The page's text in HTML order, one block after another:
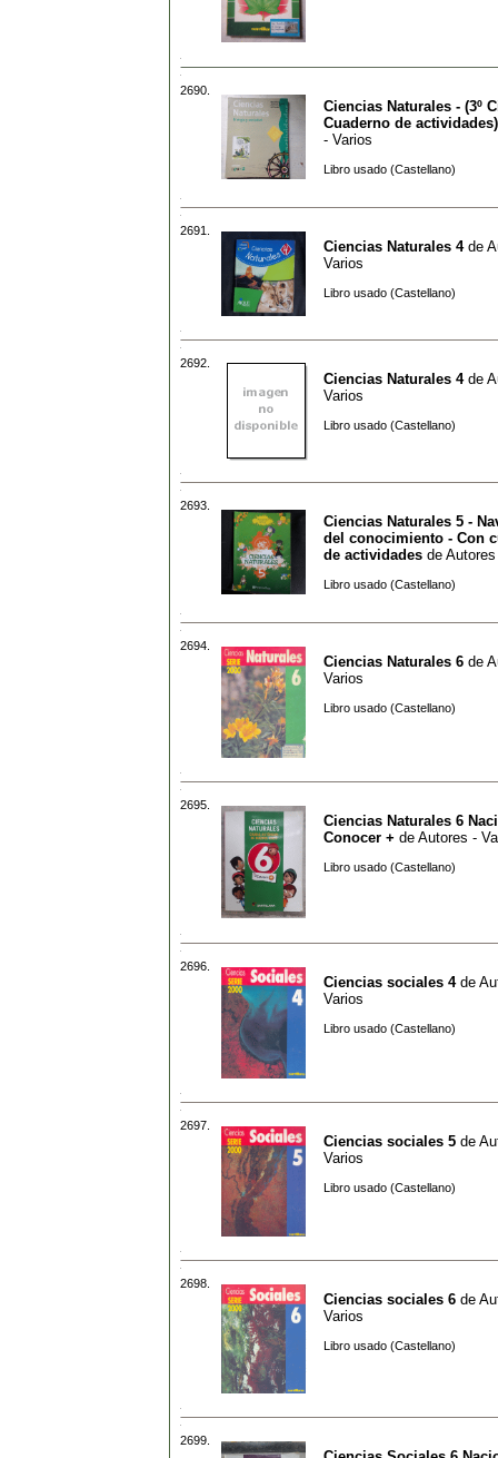
2690.
Ciencias Naturales - (3º
Cuaderno de actividades)
- Varios
Libro usado (Castellano)
2691.
Ciencias Naturales 4de
Varios
Libro usado (Castellano)
2692.
Ciencias Naturales 4de
Varios
Libro usado (Castellano)
2693.
Ciencias Naturales 5 -
del conocimiento - Con
de actividades de
Libro usado (Castellano)
2694.
Ciencias Naturales 6 de
Varios
Libro usado (Castellano)
2695.
Ciencias Naturales 6
Conocer + de Autores -
Libro usado (Castellano)
2696.
Ciencias sociales 4de
Varios
Libro usado (Castellano)
2697.
Ciencias sociales 5 de
Varios
Libro usado (Castellano)
2698.
Ciencias sociales 6 de
Varios
Libro usado (Castellano)
2699.